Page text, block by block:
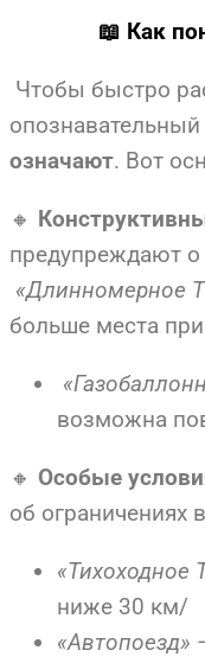
📖 Как
Чтобы быстро
опознавательный
означают. Вот
🔸
предупреждают о
«Длинномерное
больше места
возможна
🔸 Особые
об ограничениях
«Тихоходное
ниже 30 км/
«Автопоезд»